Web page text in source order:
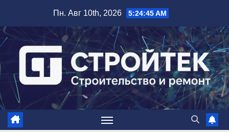
содержимому
Пн. Авг 10th, 2026 5:24:46 AM